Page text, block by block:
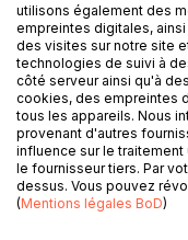
Olivier
faire son
utilisons également des
empreintes digitales,
des visites sur notre site
technologies de suivi à
côté serveur ainsi qu'à
cookies, des empreintes
tous les appareils. Nous
provenant d'autres
influence sur le
le fournisseur tiers. Par
dessus. Vous pouvez
(Mentions légales BoD)